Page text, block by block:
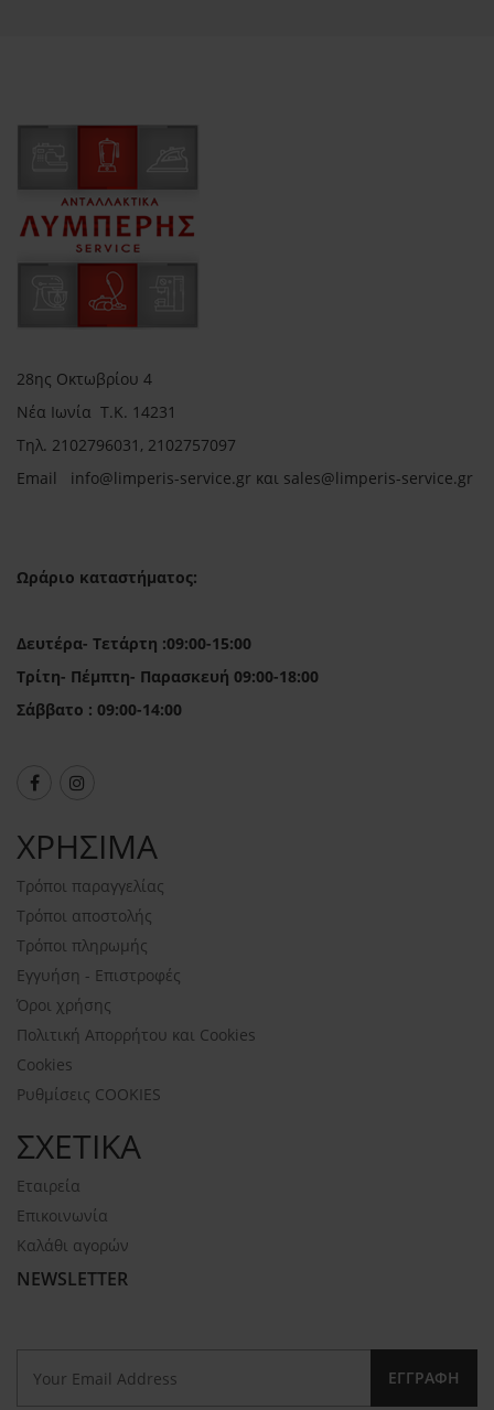
28ης Οκτωβρίου 4
Νέα Ιωνία Τ.Κ. 14231
Τηλ. 2102796031, 2102757097
Email info@limperis-service.gr και sales@limperis-service.gr
Ωράριο καταστήματος:
Δευτέρα- Τετάρτη :09:00-15:00
Τρίτη- Πέμπτη- Παρασκευή 09:00-18:00
Σάββατο : 09:00-14:00
ΧΡΗΣΙΜΑ
Τρόποι παραγγελίας
Τρόποι αποστολής
Τρόποι πληρωμής
Εγγυήση - Επιστροφές
Όροι χρήσης
Πολιτική Απορρήτου και Cookies
Cookies
Ρυθμίσεις COOKIES
ΣΧΕΤΙΚΑ
Εταιρεία
Επικοινωνία
Καλάθι αγορών
NEWSLETTER
ΕΓΓΡΑΦΉ